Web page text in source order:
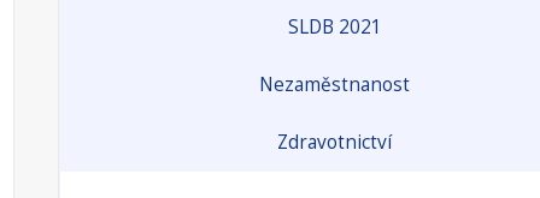
SLDB 2021
Nezaměstnanost
Zdravotnictví